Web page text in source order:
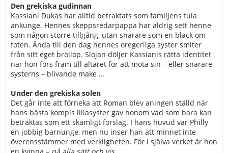
Den grekiska gudinnan
Kassiani Dukas har alltid betraktats som familjens fula
ankunge. Hennes skeppsredarpappa har aldrig sett henne
som någon större tillgång, utan snarare som en black om
foten. Ända till den dag hennes oregerliga syster smiter
från sitt eget bröllop. Slöjan döljer Kassianis rätta identitet
när hon förs fram till altaret för att möta sin – eller snarare
systerns – blivande make ...
Under den grekiska solen
Det går inte att förneka att Roman blev aningen ställd när
hans bästa kompis lillasyster gav honom vad som bara kan
betraktas som ett skamligt förslag. I hans huvud var Philly
en jobbig barnunge, men nu inser han att minnet inte
överensstämmer med verkligheten. För i själva verket är hon